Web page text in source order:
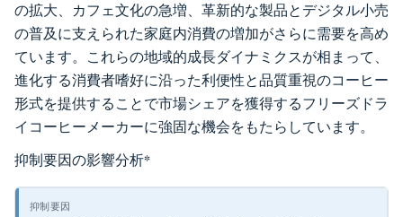
の拡大、カフェ文化の急増、革新的な製品とデジタル小売
の普及に支えられた家庭内消費の増加がさらに需要を高め
ています。これらの地域的成長ダイナミクスが相まって、
進化する消費者嗜好に沿った利便性と品質重視のコーヒー
形式を提供することで市場シェアを獲得するフリーズドラ
イコーヒーメーカーに強固な機会をもたらしています。
抑制要因の影響分析*